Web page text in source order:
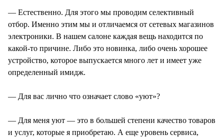
— Естественно. Для этого мы проводим селективный
отбор. Именно этим мы и отличаемся от сетевых магазинов
электроники. В нашем салоне каждая вещь находится по
какой-то причине. Либо это новинка, либо очень хорошее
устройство, которое выпускается много лет и имеет уже
определенный имидж.
— Для вас лично что означает слово «уют»?
— Для меня уют — это в большей степени качество товаров
и услуг, которые я приобретаю. А еще уровень сервиса,